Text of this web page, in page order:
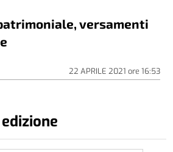
versamenti
22 APRILE 2021 ore 16:53